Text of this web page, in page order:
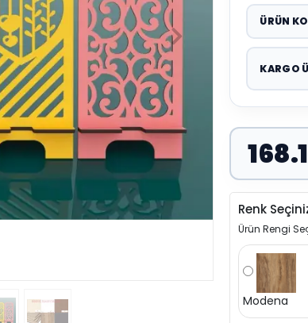
ÜRÜN
KARGO
Renk
Ürün Rengi
Modena